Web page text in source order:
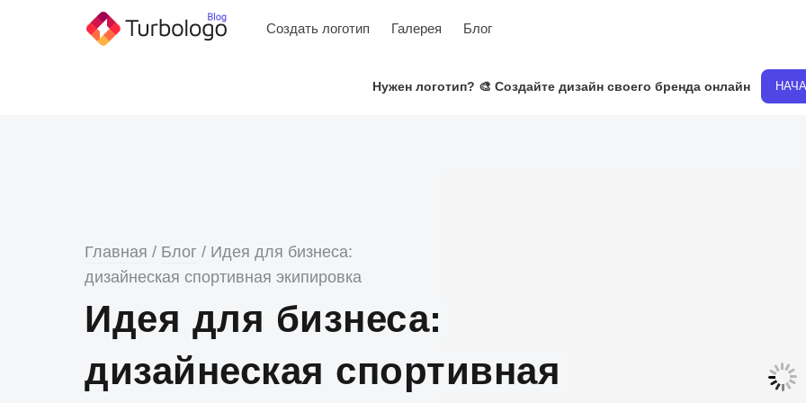
Создать логотип Галерея Блог
Нужен логотип? 🎨 Создайте дизайн своего бренда онлайн
Главная / Блог / Идея для бизнеса:
дизайнеская спортивная экипировка
Идея для бизнеса:
дизайнеская спортивная